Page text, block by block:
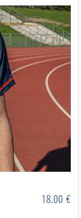
18.00 €